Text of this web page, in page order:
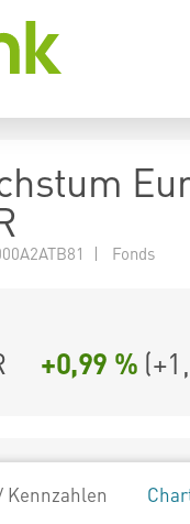
| Fonds
+0,99 % (
Kennzahlen